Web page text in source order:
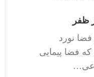
ظفر
فضا نورد
فضا پیمایی